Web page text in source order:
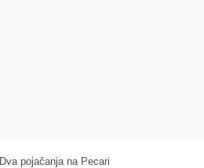
Dva pojačanja na Pecari